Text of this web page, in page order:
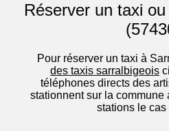
Réserver un taxi
Pour réserver un taxi à
des taxis sarralbigeois
téléphones directs des
stationnent sur la
stations le cas